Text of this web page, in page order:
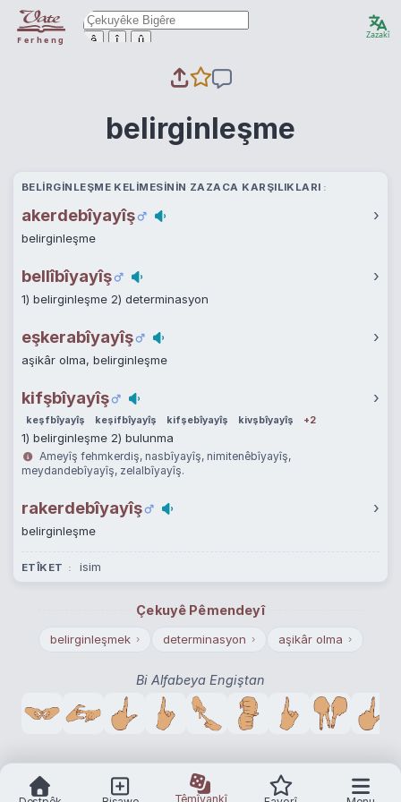
Ferheng ê î û Zazakî
belirginleşme
BELIRGINLEŞME KELIMESININ ZAZACA KARŞILIKLARI
akerdebîyayîş ›
belirginleşme
bellîbîyayîş ›
1) belirginleşme 2) determinasyon
eşkerabîyayîş ›
aşikâr olma, belirginleşme
kifşbîyayîş ›
keşfbîyayîş keşifbîyayîş kifşebîyayîş kivşbîyayîş +2
1) belirginleşme 2) bulunma
Ameyîş fehmkerdiş, nasbîyayîş, nimitenêbîyayîş,
meydandebîyayîş, zelalbîyayîş.
rakerdebîyayîş ›
belirginleşme
ETÎKET isim
Çekuyê Pêmendeyî
belirginleşmek › determinasyon › aşikâr olma ›
Bi Alfabeya Engiştan
Têmîyankî